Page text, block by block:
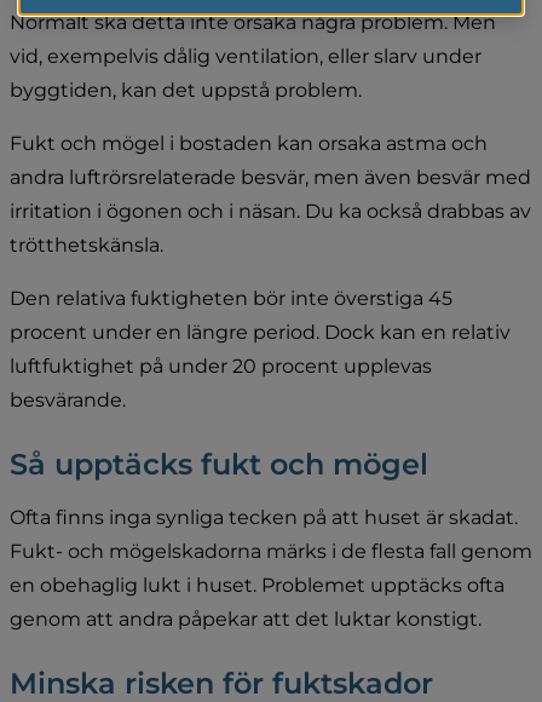
Normalt ska detta inte orsaka några problem. Men
vid, exempelvis dålig ventilation, eller slarv under
byggtiden, kan det uppstå problem.
Fukt och mögel i bostaden kan orsaka astma och
andra luftrörsrelaterade besvär, men även besvär med
irritation i ögonen och i näsan. Du ka också drabbas av
trötthetskänsla.
Den relativa fuktigheten bör inte överstiga 45
procent under en längre period. Dock kan en relativ
luftfuktighet på under 20 procent upplevas
besvärande.
Så upptäcks fukt och mögel
Ofta finns inga synliga tecken på att huset är skadat.
Fukt- och mögelskadorna märks i de flesta fall genom
en obehaglig lukt i huset. Problemet upptäcks ofta
genom att andra påpekar att det luktar konstigt.
Minska risken för fuktskador